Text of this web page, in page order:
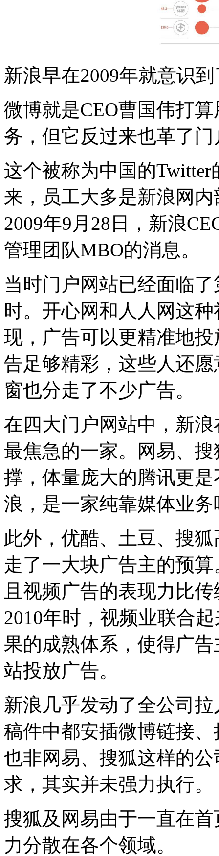
新浪早在2009年就意识
微博就是CEO曹国伟打
务，但它反过来也革了
这个被称为中国的
来，员工大多是新浪网
2009年9月28日，新浪
管理团队MBO的消息。
当时门户网站已经面临
时。开心网和人人网这
现，广告可以更精准地
告足够精彩，这些人还
窗也分走了不少广告。
在四大门户网站中，新
最焦急的一家。网易、
撑，体量庞大的腾讯更
浪，是一家纯靠媒体业
此外，优酷、土豆、搜
走了一大块广告主的预
且视频广告的表现力比
2010年时，视频业联合
果的成熟体系，使得广
站投放广告。
新浪几乎发动了全公司
稿件中都安插微博链接
也非网易、搜狐这样的
求，其实并未强力执行。
搜狐及网易由于一直在
力分散在各个领域。